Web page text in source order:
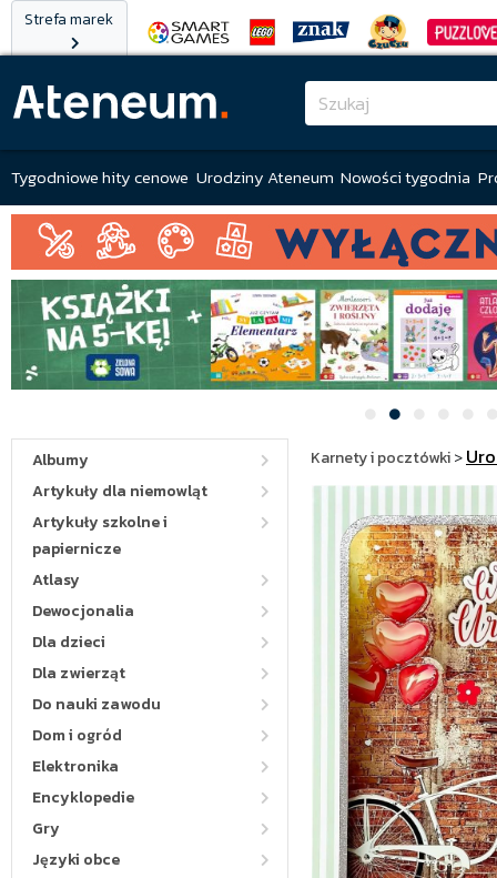
Strefa marek
Tygodniowe hity cenowe Urodziny Ateneum Nowości tygodnia
Albumy
Artykuły dla niemowląt
Artykuły szkolne i
papiernicze
Atlasy
Dewocjonalia
Dla dzieci
Dla zwierząt
Do nauki zawodu
Dom i ogród
Elektronika
Encyklopedie
Gry
Języki obce
Karnety i pocztówki>